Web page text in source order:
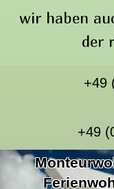
wir haben
der
+49
+49